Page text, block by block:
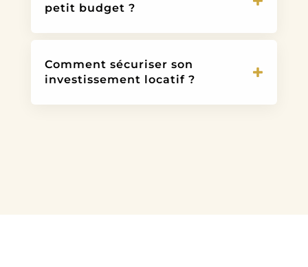
petit budget ?
Comment sécuriser son
investissement locatif ?